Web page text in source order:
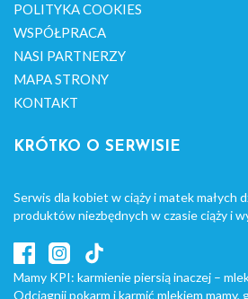
POLITYKA COOKIES
WSPÓŁPRACA
NASI PARTNERZY
MAPA STRONY
KONTAKT
KRÓTKO O SERWISIE
Serwis dla kobiet w ciąży i matek małych
produktów niezbędnych w czasie ciąży i
Mamy KPI: karmienie piersią inaczej –
Odciągnij pokarm i karmić mlekiem mamy,